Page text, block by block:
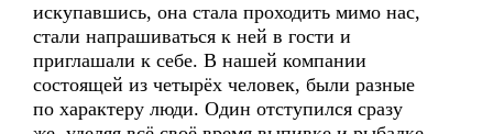
искупавшись, она стала проходить мимо нас,
стали напрашиваться к ней в гости и
приглашали к себе. В нашей компании
состоящей из четырёх человек, были разные
по характеру люди. Один отступился сразу